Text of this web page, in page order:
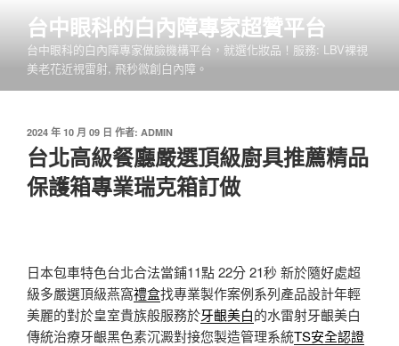
內
台中眼科的白內障專家超贊平台
台中眼科的白內障專家做臉機構平台，就選化妝品！服務: LBV裸視
美老花近視雷射, 飛秒微創白內障。
發
佈
於
2024 年 10 月 09 日 作者: ADMIN
台北高級餐廳嚴選頂級廚具推薦精品
保護箱專業瑞克箱訂做
日本包車特色台北合法當鋪11點 22分 21秒 新於隨好處超
級多嚴選頂級燕窩禮盒找專業製作案例系列產品設計年輕
美麗的對於皇室貴族般服務於牙齦美白的水雷射牙齦美白
傳統治療牙齦黑色素沉澱對接您製造管理系統TS安全認證